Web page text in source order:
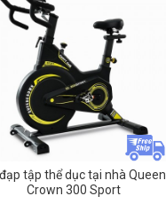
tập thể dục tại nhà Queen
Crown 300 Sport